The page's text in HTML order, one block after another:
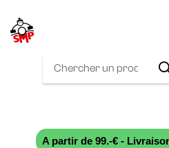
A partir de 99.-€ -